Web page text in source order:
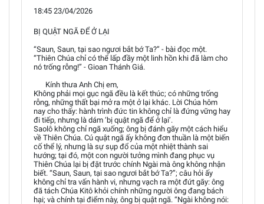
18:45 23/04/2026
BỊ QUẬT NGÃ ĐỂ Ở LẠI
“Saun, Saun, tại sao ngươi bắt bớ Ta?” - bài đọc một.
“Thiên Chúa chỉ có thể lấp đầy một linh hồn khi đã làm cho
nó trống rỗng!” - Gioan Thánh Giá.
Kính thưa Anh Chị em,
Không phải mọi gục ngã đều là kết thúc; có những trống
rỗng, những thất bại mở ra một ở lại khác. Lời Chúa hôm
nay cho thấy: hành trình đức tin không chỉ là đứng vững hay
đi tiếp, nhưng là dám ‘bị quật ngã để ở lại’.
Saolô không chỉ ngã xuống; ông bị đánh gãy một cách hiểu
về Thiên Chúa. Cú quật ngã ấy không đơn thuần là một biến
cố thể lý, nhưng là sự sụp đổ của một nhiệt thành sai
hướng; tại đó, một con người tưởng mình đang phục vụ
Thiên Chúa lại bị đặt trước chính Ngài mà ông không nhận
biết. “Saun, Saun, tại sao ngươi bắt bớ Ta?”; câu hỏi ấy
không chỉ tra vấn hành vi, nhưng vạch ra một đứt gãy: ông
đã tách Chúa Kitô khỏi chính những người ông đang bách
hại; và chính tại điểm này, ông bị quật ngã. “Ngài không nói: